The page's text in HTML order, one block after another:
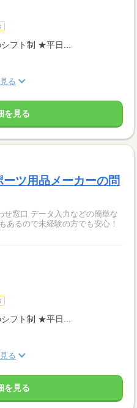
フト制 ★平日...
る
を見る
ツ用品メーカーの問
の簡単な
あるので未経験の方でも安心！
フト制 ★平日...
る
を見る